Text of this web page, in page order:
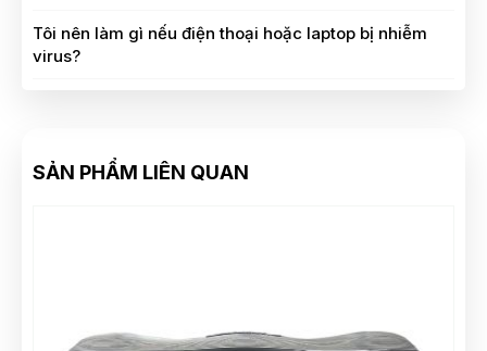
Tôi nên làm gì nếu điện thoại hoặc laptop bị nhiễm
virus?
SẢN PHẨM LIÊN QUAN